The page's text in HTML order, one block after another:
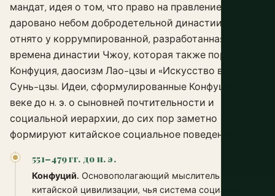
мандат, идея о том, что право на правление было
даровано небом добродетельной династии и
отнято у коррумпированной, разработанная во
времена династии Чжоу, которая также породила
Конфуция, даосизм Лао-цзы и «Искусство войны»
Сунь-цзы. Идеи, сформулированные Конфуцием в V
веке до н. э. о сыновней почтительности и
социальной иерархии, до сих пор заметно
формируют китайское социальное поведение.
551–479 гг. до н. э.
Конфуций. Основополагающий мыслитель
китайской цивилизации, чья система социальных